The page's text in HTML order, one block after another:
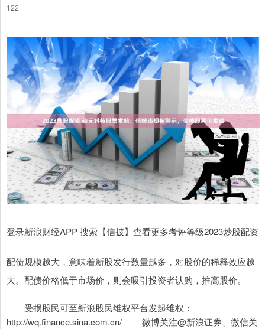
122
登录新浪财经APP 搜索【信披】查看更多考评等级2023炒股配资
配债规模越大，意味着新股发行数量越多，对股价的稀释效应越
大。配债价格低于市场价，则会吸引投资者认购，推高股价。
受损股民可至新浪股民维权平台发起维权：
http://wq.finance.sina.com.cn/ 微博关注@新浪证券、微信关